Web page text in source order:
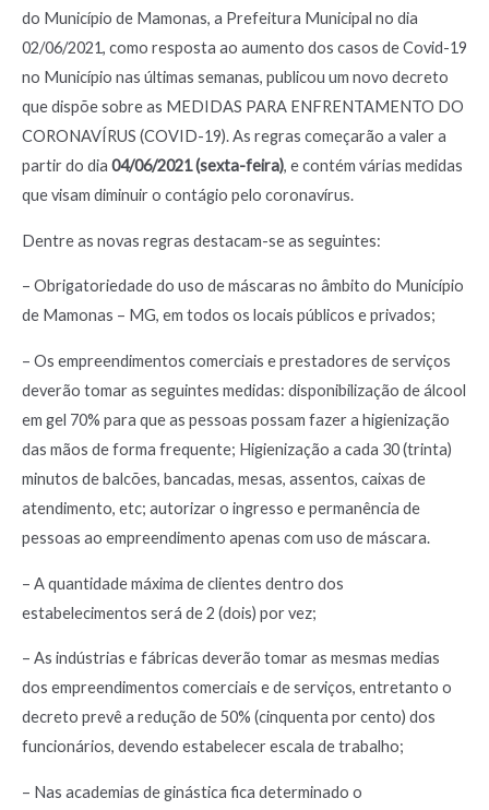
do Município de Mamonas, a Prefeitura Municipal no dia
02/06/2021, como resposta ao aumento dos casos de Covid-19
no Município nas últimas semanas, publicou um novo decreto
que dispõe sobre as MEDIDAS PARA ENFRENTAMENTO DO
CORONAVÍRUS (COVID-19). As regras começarão a valer a
partir do dia 04/06/2021(sexta-feira), e contém várias medidas
que visam diminuir o contágio pelo coronavírus.
Dentre as novas regras destacam-se as seguintes:
– Obrigatoriedade do uso de máscaras no âmbito do Município
de Mamonas – MG, em todos os locais públicos e privados;
– Os empreendimentos comerciais e prestadores de serviços
deverão tomar as seguintes medidas: disponibilização de álcool
em gel 70% para que as pessoas possam fazer a higienização
das mãos de forma frequente; Higienização a cada 30 (trinta)
minutos de balcões, bancadas, mesas, assentos, caixas de
atendimento, etc; autorizar o ingresso e permanência de
pessoas ao empreendimento apenas com uso de máscara.
– A quantidade máxima de clientes dentro dos
estabelecimentos será de 2 (dois) por vez;
– As indústrias e fábricas deverão tomar as mesmas medias
dos empreendimentos comerciais e de serviços, entretanto o
decreto prevê a redução de 50% (cinquenta por cento) dos
funcionários, devendo estabelecer escala de trabalho;
– Nas academias de ginástica fica determinado o